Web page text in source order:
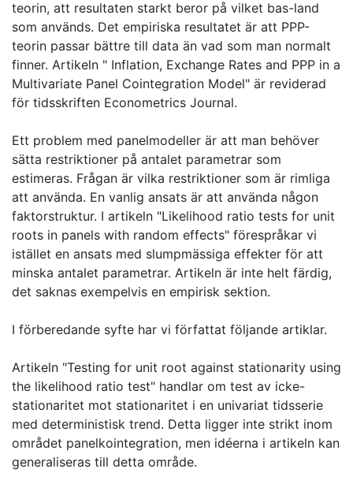
teorin, att resultaten starkt beror på vilket bas-land
som används. Det empiriska resultatet är att PPP-
teorin passar bättre till data än vad som man normalt
finner. Artikeln " Inflation, Exchange Rates and PPP in a
Multivariate Panel Cointegration Model" är reviderad
för tidsskriften Econometrics Journal.
Ett problem med panelmodeller är att man behöver
sätta restriktioner på antalet parametrar som
estimeras. Frågan är vilka restriktioner som är rimliga
att använda. En vanlig ansats är att använda någon
faktorstruktur. I artikeln "Likelihood ratio tests for unit
roots in panels with random effects" förespråkar vi
istället en ansats med slumpmässiga effekter för att
minska antalet parametrar. Artikeln är inte helt färdig,
det saknas exempelvis en empirisk sektion.
I förberedande syfte har vi författat följande artiklar.
Artikeln "Testing for unit root against stationarity using
the likelihood ratio test" handlar om test av icke-
stationaritet mot stationaritet i en univariat tidsserie
med deterministisk trend. Detta ligger inte strikt inom
området panelkointegration, men idéerna i artikeln kan
generaliseras till detta område.